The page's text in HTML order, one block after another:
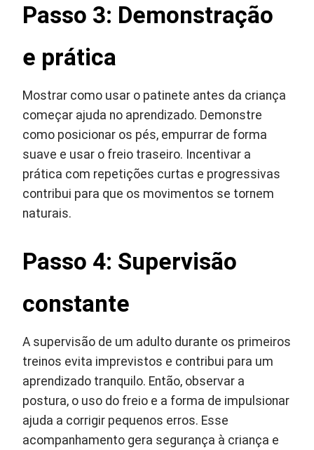
Passo 3: Demonstração
e prática
Mostrar como usar o patinete antes da criança
começar ajuda no aprendizado. Demonstre
como posicionar os pés, empurrar de forma
suave e usar o freio traseiro. Incentivar a
prática com repetições curtas e progressivas
contribui para que os movimentos se tornem
naturais.
Passo 4: Supervisão
constante
A supervisão de um adulto durante os primeiros
treinos evita imprevistos e contribui para um
aprendizado tranquilo. Então, observar a
postura, o uso do freio e a forma de impulsionar
ajuda a corrigir pequenos erros. Esse
acompanhamento gera segurança à criança e